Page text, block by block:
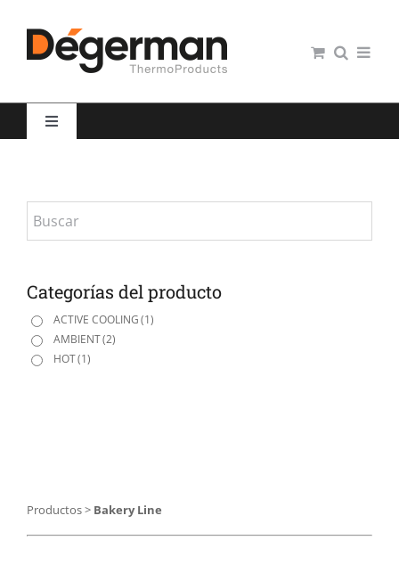
contenido
Toggle
Hospitales
Panaderías y Pastelerías
Servicio domiciliario
91 629 17 10
Productos> Bakery Line
Categorías del producto
ACTIVE COOLING(1)
AMBIENT(2)
HOT(1)